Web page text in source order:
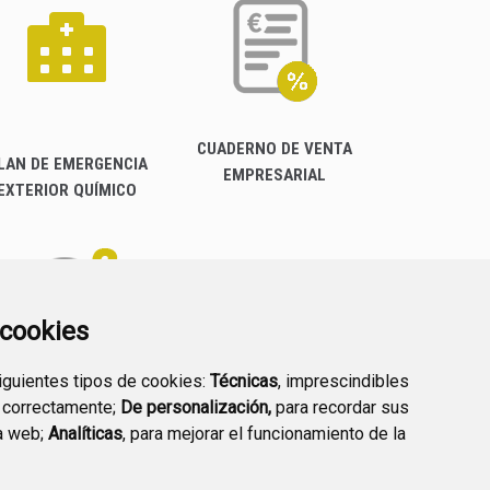
tipos de cookies: Técnicas, imprescindibles
De personalización, para recordar sus
web; Analíticas, para mejorar el funcionamiento de la
DE EMERGENCIA
QUÍMICO
CUADERNO DE VENTA
EMPRESARIAL
PREGUNTAS
FRECUENTES
PLAN DE ACCIÓN LOCAL
2030